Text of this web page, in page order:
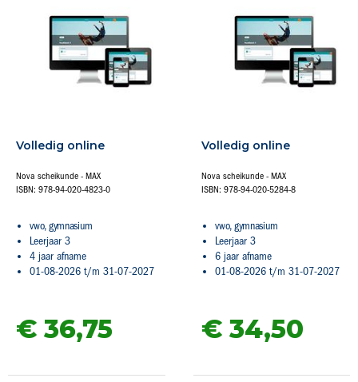
Volledig online
Nova scheikunde - MAX
ISBN: 978-94-020-4823-0
vwo, gymnasium
Leerjaar 3
4 jaar afname
01-08-2026 t/m 31-07-2027
€ 36,75
Volledig online
Nova scheikunde - MAX
ISBN: 978-94-020-5284-8
vwo, gymnasium
Leerjaar 3
6 jaar afname
01-08-2026 t/m 31-07-2027
€ 34,50